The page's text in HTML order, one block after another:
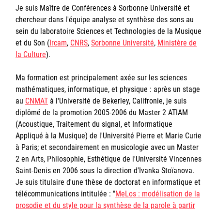
Sorbonne Université
Ministère de la Culture
Offres d'emplois/stages
Login/Signup
Je suis Maître de Conférences à Sorbonne Université et
chercheur dans l'équipe analyse et synthèse des sons au
sein du laboratoire Sciences et Technologies de la Musique
et du Son (Ircam, CNRS, Sorbonne Université, Ministère de
la Culture).
Ma formation est principalement axée sur les sciences
mathématiques, informatique, et physique : après un stage
au CNMAT à l'Université de Bekerley, Califronie, je suis
diplômé de la promotion 2005-2006 du Master 2 ATIAM
(Acoustique, Traitement du signal, et Informatique
Appliqué à la Musique) de l'Université Pierre et Marie Curie
à Paris; et secondairement en musicologie avec un Master
2 en Arts, Philosophie, Esthétique de l'Université Vincennes
Saint-Denis en 2006 sous la direction d'Ivanka Stoïanova.
Je suis titulaire d'une thèse de doctorat en informatique et
télécommunications intitulée : "MeLos : modélisation de la
prosodie et du style pour la synthèse de la parole à partir